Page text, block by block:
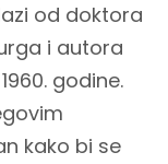
od doktora
i autora
godine.
kako bi se